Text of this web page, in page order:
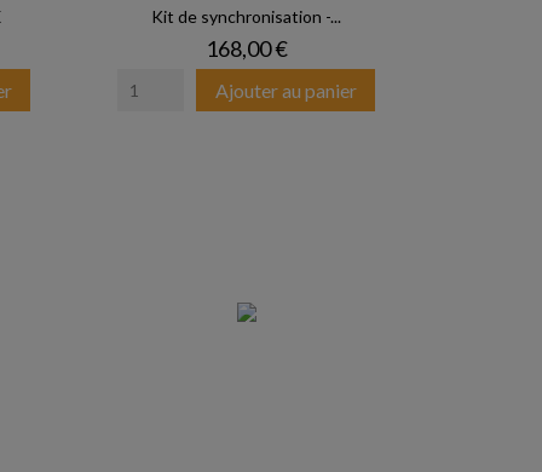
Kit de synchronisation -...
Prix
168,00 €
Ajouter au panier